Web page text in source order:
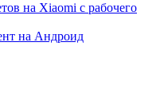
на Xiaomi с рабочего
на Андроид